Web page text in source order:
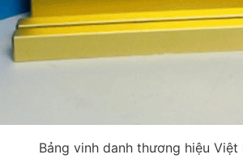
Bảng vinh danh thương hiệu Việt